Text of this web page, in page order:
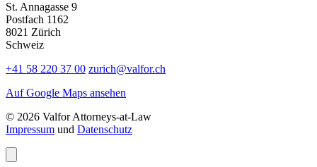
St. Annagasse 9
Postfach 1162
8021 Zürich
Schweiz
+41 58 220 37 00 zurich@valfor.ch
Auf Google Maps ansehen
© 2026 Valfor Attorneys‑at‑Law
Impressum und Datenschutz